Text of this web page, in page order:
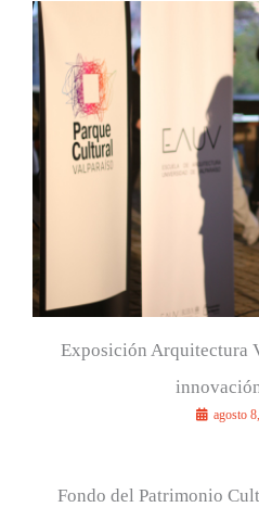
Exposición Arquitectura
agosto
Fondo del Patrimonio